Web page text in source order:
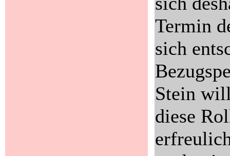
Termin
sich
Stein
diese